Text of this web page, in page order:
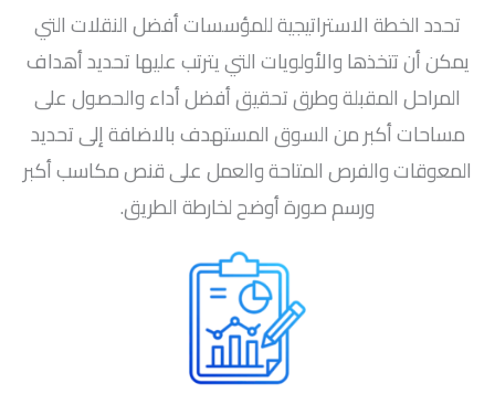
تحدد الخطة الاستراتيجية للمؤسسات أفضل النقلات التي
يمكن أن تتخذها والأولويات التي يترتب عليها تحديد أهداف
المراحل المقبلة وطرق تحقيق أفضل أداء والحصول على
مساحات أكبر من السوق المستهدف بالاضافة إلى تحديد
المعوقات والفرص المتاحة والعمل على قنص مكاسب أكبر
ورسم صورة أوضح لخارطة الطريق.